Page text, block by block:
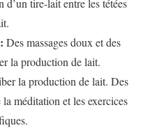
Des massages doux et des
la production de lait.
la production de lait. Des
méditation et les exercices